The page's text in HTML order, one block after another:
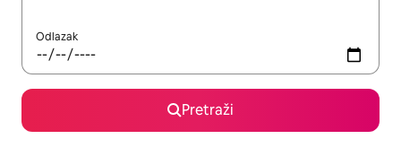
Odlazak
Pretraži